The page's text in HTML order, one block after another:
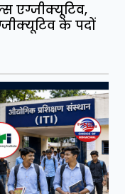
एग्जीक्यूटिव,
के पदों